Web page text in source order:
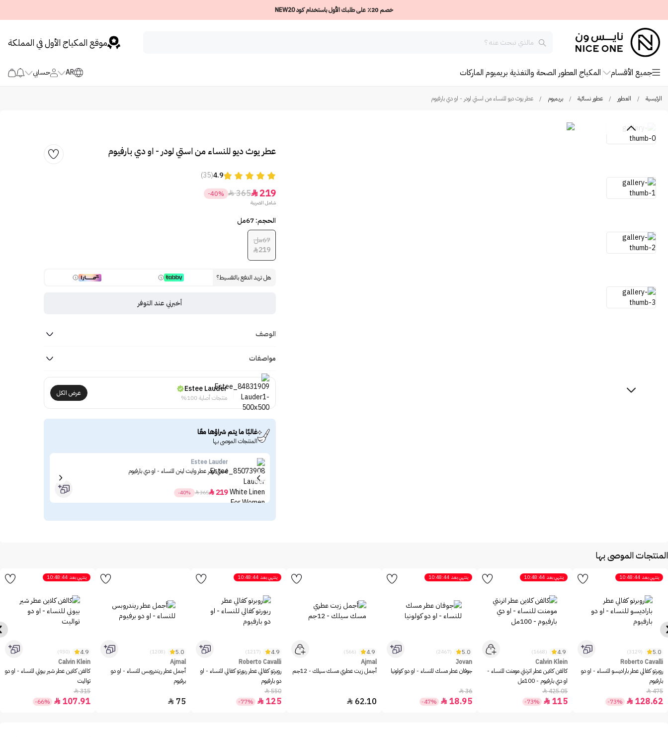
خصم 20٪ على طلبك الأول باستخدام كود NEW20
موقع المكياج الأول في المملكة
جميع الأقسام المكياج العطور الصحة والتغذية بريميوم الماركات AR حسابي
الرئيسية / العطور / عطور نسائية / بريميوم / عطر يوث ديو للنساء من استي لودر - او دي بارفيوم
عطر يوث ديو للنساء من استي لودر - او دي بارفيوم
4.9
(35)
219

365

-40%
شامل الضريبة
الحجم: 67مل
67مل
219

هل تريد الدفع بالتقسيط؟
أخبرني عند التوفر
الوصف
مواصفات
Estee Lauder
منتجات أصلية 100%
عرض الكل
غالبًا ما يتم شراؤها معًا
المنتجات الموصى بها
Estee Lauder
استي لودر عطر وايت لينن للنساء - او دي بارفيوم
219

365

-40%
المنتجات الموصى بها
ينتهي بعد 10:48:44
5.0
(3129)
Roberto Cavalli
روبرتو كفالي عطر باراديسو للنساء - او دو
بارفيوم
475

128.62

-73%
ينتهي بعد 10:48:44
4.9
(1668)
Calvin Klein
كالفن كلاين عطر اترنتي مومنت للنساء -
او دي بارفيوم - 100مل
425.05

115

-73%
ينتهي بعد 10:48:44
5.0
(2467)
Jovan
جوفان عطر مسك للنساء - او دو كولونيا
36

18.95

-47%
4.9
(566)
Ajmal
أجمل زيت عطري مسك سيلك - 12جم
62.10

ينتهي بعد 10:48:44
4.9
(1217)
Roberto Cavalli
روبرتو كفالي عطر ربورتو كفالي للنساء - او
دو بارفيوم
550

125

-77%
5.0
(1208)
Ajmal
أجمل عطر ريندروبس للنساء - او دو
برفيوم
75

ينتهي بعد 10:48:44
4.9
(930)
Calvin Klein
كالفن كلاين عطر شير بيوتي للنساء - او دو
تواليت
315

107.91

-66%